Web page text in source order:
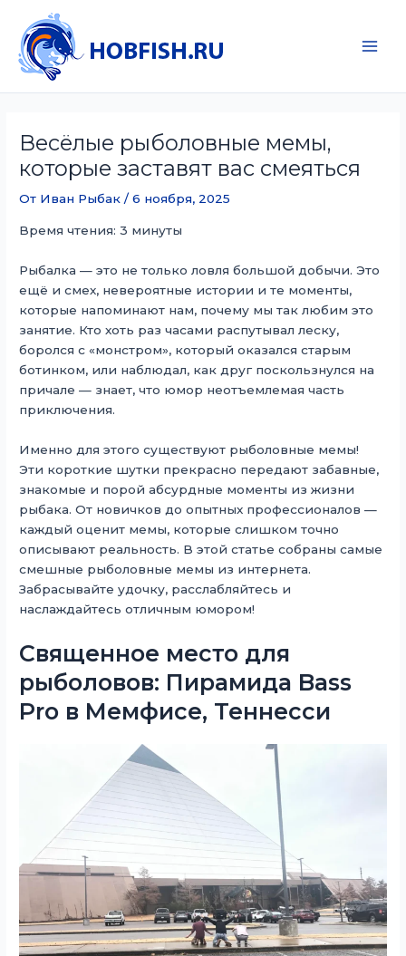
содержимому
Весёлые рыболовные мемы,
которые заставят вас смеяться
От Иван Рыбак/6 ноября, 2025
Время чтения: 3 минуты
Рыбалка — это не только ловля большой добычи. Это
ещё и смех, невероятные истории и те моменты,
которые напоминают нам, почему мы так любим это
занятие. Кто хоть раз часами распутывал леску,
боролся с «монстром», который оказался старым
ботинком, или наблюдал, как друг поскользнулся на
причале — знает, что юмор неотъемлемая часть
приключения.
Именно для этого существуют рыболовные мемы!
Эти короткие шутки прекрасно передают забавные,
знакомые и порой абсурдные моменты из жизни
рыбака. От новичков до опытных профессионалов —
каждый оценит мемы, которые слишком точно
описывают реальность. В этой статье собраны самые
смешные рыболовные мемы из интернета.
Забрасывайте удочку, расслабляйтесь и
наслаждайтесь отличным юмором!
Священное место для
рыболовов: Пирамида Bass
Pro в Мемфисе, Теннесси